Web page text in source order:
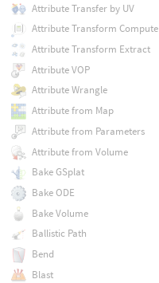
Attribute Transfer by UV
Attribute Transform Compute
Attribute Transform Extract
Attribute VOP
Attribute Wrangle
Attribute from Map
Attribute from Parameters
Attribute from Volume
Bake GSplat
Bake ODE
Bake Volume
Ballistic Path
Bend
Blast